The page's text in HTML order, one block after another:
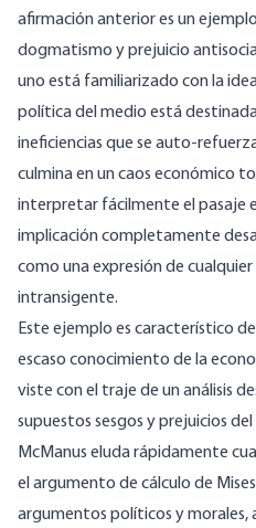
afirmación anterior es un
dogmatismo y prejuicio
uno está familiarizado con la
política del medio está
ineficiencias que se auto-
culmina en un caos económico
interpretar fácilmente el pasaje
implicación completamente
como una expresión de
intransigente.
Este ejemplo es característico
escaso conocimiento de la
viste con el traje de un análisis
supuestos sesgos y prejuicios
McManus eluda rápidamente
el argumento de cálculo de
argumentos políticos y morales,